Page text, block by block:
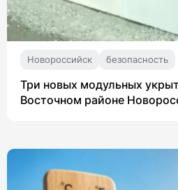
Новороссийск безопасность
Три новых модульных
Восточном районе